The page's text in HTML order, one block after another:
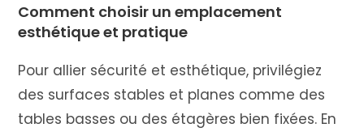
Comment choisir un emplacement
esthétique et pratique
Pour allier sécurité et esthétique, privilégiez
des surfaces stables et planes comme des
tables basses ou des étagères bien fixées. En